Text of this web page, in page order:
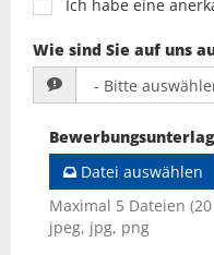
Ich habe eine
Wie sind Sie auf uns
Datei auswählen
Maximal 5 Dateien
jpeg, jpg, png